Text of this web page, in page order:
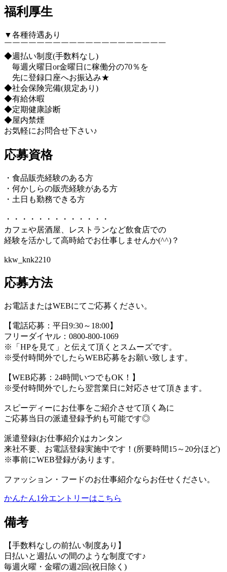
福利厚生
▼各種待遇あり
￣￣￣￣￣￣￣￣￣￣￣￣￣￣￣￣￣￣￣￣
◆週払い制度(手数料なし)
毎週火曜日or金曜日に稼働分の70％を
先に登録口座へお振込み★
◆社会保険完備(規定あり)
◆有給休暇
◆定期健康診断
◆屋内禁煙
お気軽にお問合せ下さい♪
応募資格
・食品販売経験のある方
・何かしらの販売経験がある方
・土日も勤務できる方
・・・・・・・・・・・・・
カフェや居酒屋、レストランなど飲食店での
経験を活かして高時給でお仕事しませんか(^^)？
kkw_knk2210
応募方法
お電話またはWEBにてご応募ください。
【電話応募：平日9:30～18:00】
フリーダイヤル：0800-800-1069
※「HPを見て」と伝えて頂くとスムーズです。
※受付時間外でしたらWEB応募をお願い致します。
【WEB応募：24時間いつでもOK！】
※受付時間外でしたら翌営業日に対応させて頂きます。
スピーディーにお仕事をご紹介させて頂く為に
ご応募当日の派遣登録予約も可能です◎
派遣登録(お仕事紹介)はカンタン
来社不要、お電話登録実施中です！(所要時間15～20分ほど)
※事前にWEB登録があります。
ファッション・フードのお仕事紹介ならお任せください。
かんたん1分エントリーはこちら
備考
【手数料なしの前払い制度あり】
日払いと週払いの間のような制度です♪
毎週火曜・金曜の週2回(祝日除く)